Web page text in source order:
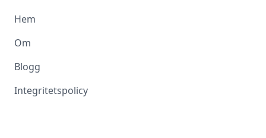
Hem
Om
Blogg
Integritetspolicy